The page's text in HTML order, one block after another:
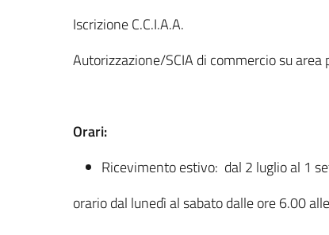
Iscrizione C.C.I.A.A.
Autorizzazione/SCIA di commercio su area
Orari:
Ricevimento estivo: dal 2 luglio al 1
orario dal lunedì al sabato dalle ore 6.00